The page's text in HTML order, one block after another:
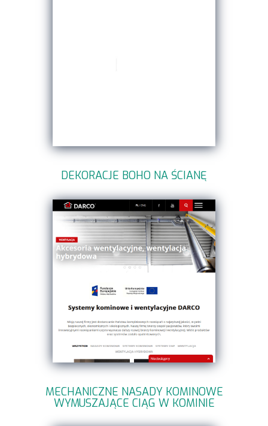
DEKORACJE BOHO NA ŚCIANĘ
MECHANICZNE NASADY KOMINOWE
WYMUSZAJĄCE CIĄG W KOMINIE